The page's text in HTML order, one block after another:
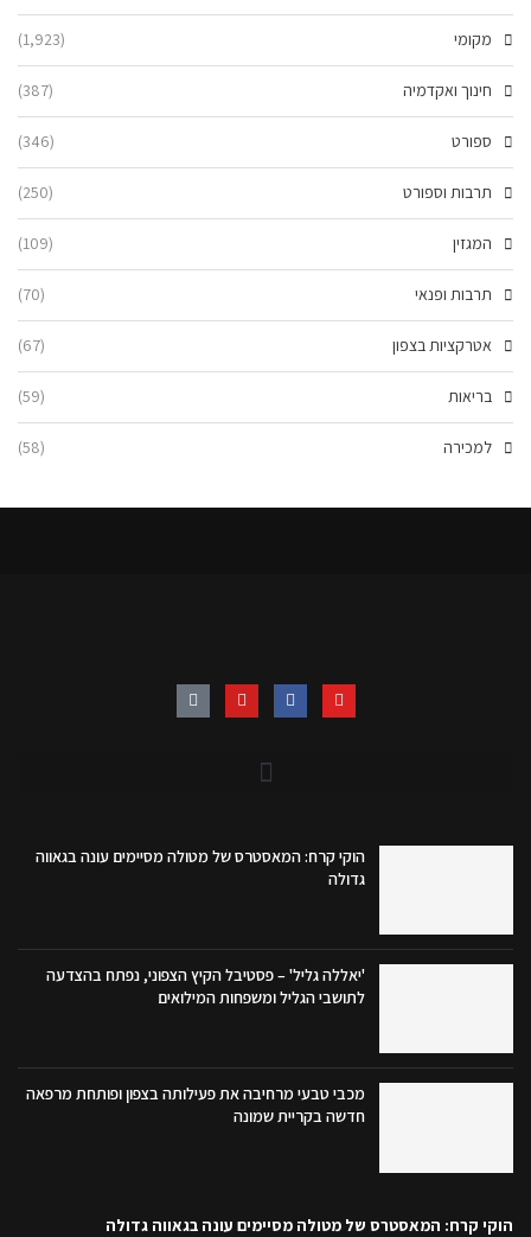
מקומי (1,923)
חינוך ואקדמיה (387)
ספורט (346)
תרבות וספורט (250)
המגזין (109)
תרבות ופנאי (70)
אטרקציות בצפון (67)
בריאות (59)
למכירה (58)
הוקי קרח: המאסטרס של מטולה מסיימים עונה בגאווה
גדולה
'יאללה גליל' – פסטיבל הקיץ הצפוני, נפתח בהצדעה
לתושבי הגליל ומשפחות המילואים
מכבי טבעי מרחיבה את פעילותה בצפון ופותחת מרפאה
חדשה בקריית שמונה
הוקי קרח: המאסטרס של מטולה מסיימים עונה בגאווה גדולה